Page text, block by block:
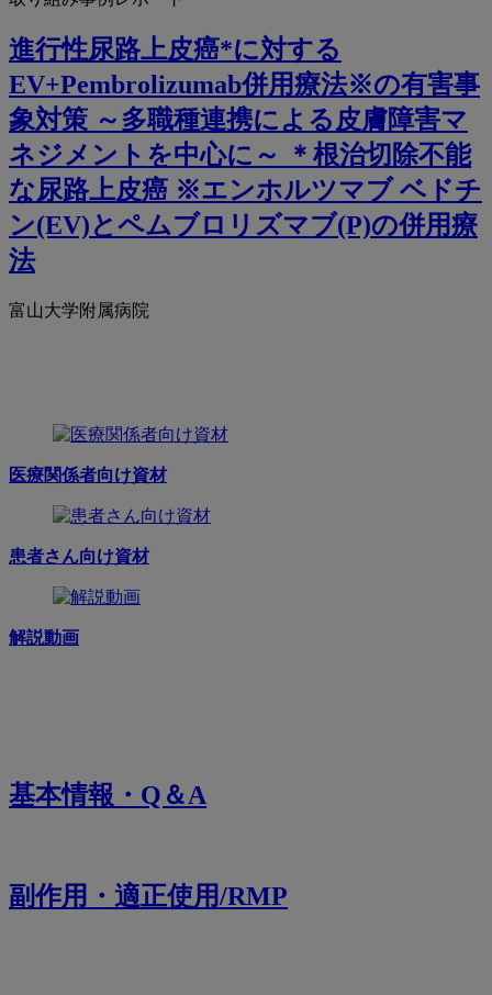
進行性尿路上皮癌*に対する
EV+Pembrolizumab併用療法※の有害事
象対策 ～多職種連携による皮膚障害マ
ネジメントを中心に～ ＊根治切除不能
な尿路上皮癌 ※エンホルツマブ ベドチ
ン(EV)とペムブロリズマブ(P)の併用療
法
富山大学附属病院
医療関係者向け資材
患者さん向け資材
解説動画
基本情報・Q＆A
副作用・適正使用/RMP